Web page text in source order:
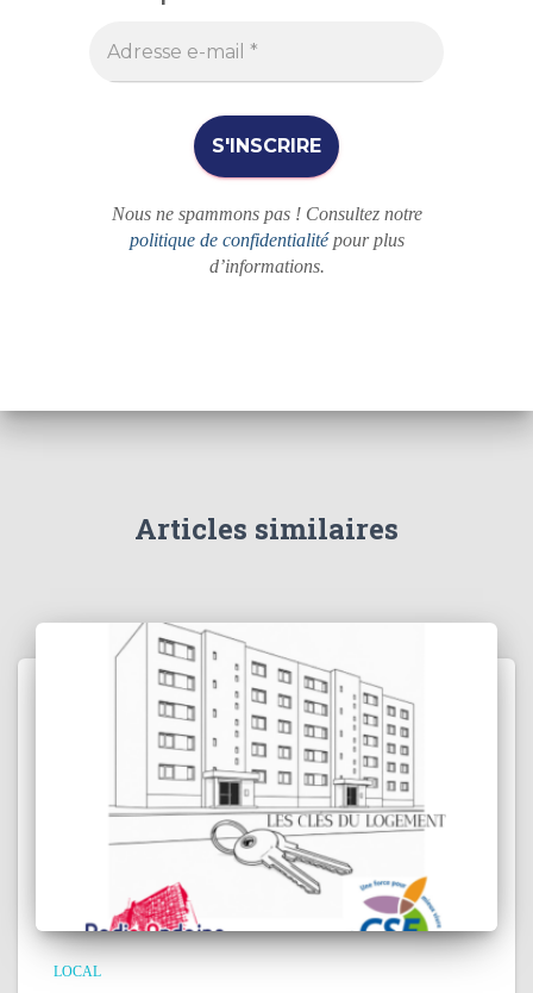
Nous ne spammons pas ! Consultez notre
politique de confidentialitépour plus
d’informations.
Articles similaires
LOCAL